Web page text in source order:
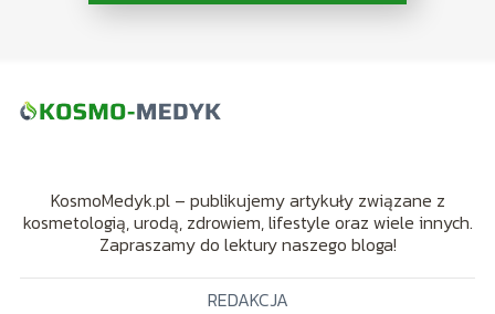
KosmoMedyk.pl – publikujemy artykuły związane z
kosmetologią, urodą, zdrowiem, lifestyle oraz wiele innych.
Zapraszamy do lektury naszego bloga!
REDAKCJA